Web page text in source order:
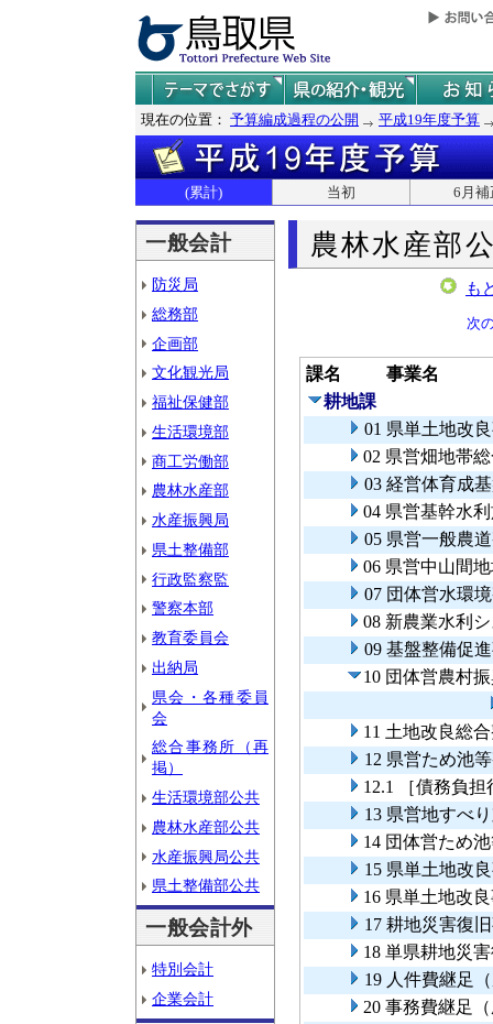
現在の位置： 予算編成過程の公開 平成19年度予算
(累計) 当初 6月補
一般会計
防災局
総務部
企画部
文化観光局
福祉保健部
生活環境部
商工労働部
農林水産部
水産振興局
県土整備部
行政監察監
警察本部
教育委員会
出納局
県会・各種委員
会
総合事務所（再
掲）
生活環境部公共
農林水産部公共
水産振興局公共
県土整備部公共
一般会計外
特別会計
企業会計
農林水産部
も
次
課名
事業名
耕地課
01 県単土地改
02 県営畑地帯
03 経営体育成
04 県営基幹水
05 県営一般農
06 県営中山間
07 団体営水環
08 新農業水利
09 基盤整備促
10 団体営農村
11 土地改良総
12 県営ため池
12.1 ［債務負
13 県営地すべ
14 団体営ため
15 県単土地改
16 県単土地改
17 耕地災害復
18 単県耕地災
19 人件費継足
20 事務費継足